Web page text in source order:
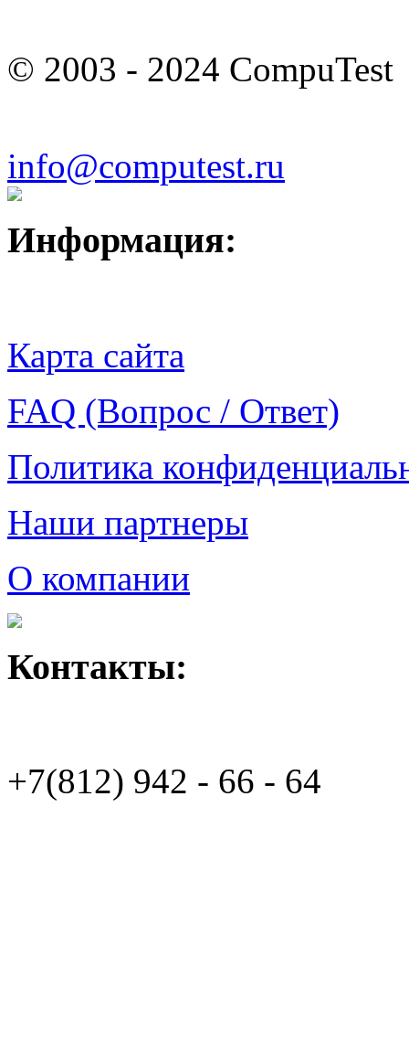
© 2003 - 2024 CompuTest
info@computest.ru
Информация:
Карта сайта
FAQ (Вопрос / Ответ)
Политика
Наши партнеры
О компании
Контакты:
+7(812) 942 - 66 - 64